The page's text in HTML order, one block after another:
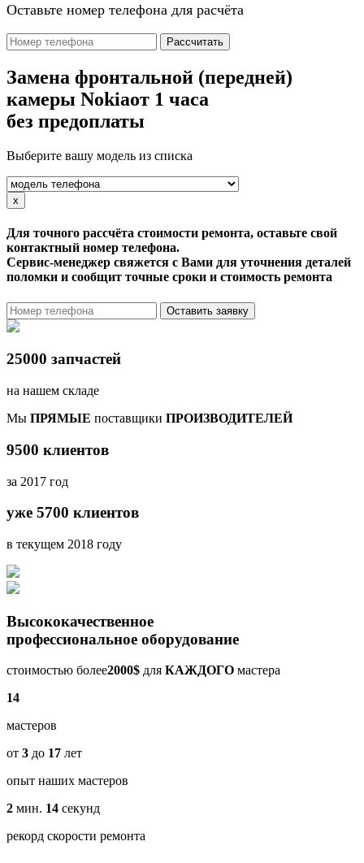
Оставьте номер телефона для расчёта
Рассчитать
Замена фронтальной (передней)
камеры Nokiaот 1 часа
без предоплаты
Выберите вашу модель из списка
x
Для точного рассчёта стоимости ремонта, оставьте свой
контактный номер телефона.
Сервис-менеджер свяжется с Вами для уточнения деталей
поломки и сообщит точные сроки и стоимость ремонта
Оставить заявку
25000 запчастей
на нашем складе
Мы ПРЯМЫЕ поставщики ПРОИЗВОДИТЕЛЕЙ
9500 клиентов
за 2017 год
уже 5700 клиентов
в текущем 2018 году
Высококачественное
профессиональное оборудование
стоимостью более2000$ для КАЖДОГО мастера
14
мастеров
от 3 до 17 лет
опыт наших мастеров
2 мин. 14 секунд
рекорд скорости ремонта